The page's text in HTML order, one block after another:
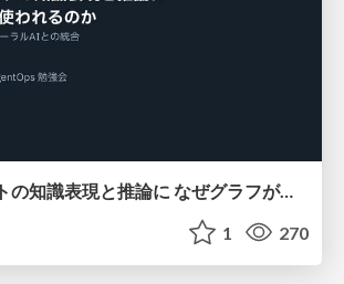
AIエージェントの知識表現と推論に なぜグラフが使われるのか - 記号的AIの復権とニューラルAIとの統合
1 270